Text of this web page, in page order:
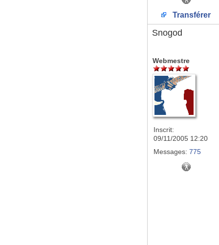
Transférer
Snogod
Webmestre
Inscrit:
09/11/2005 12:20
Messages: 775